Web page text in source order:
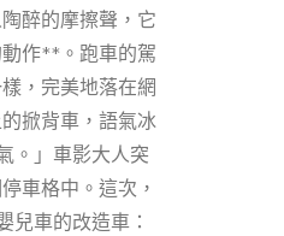
醉的摩擦聲，它
作**。跑車的駕
，完美地落在網
掀背車，語氣冰
。」車影大人突
車格中。這次，
車的改造車：